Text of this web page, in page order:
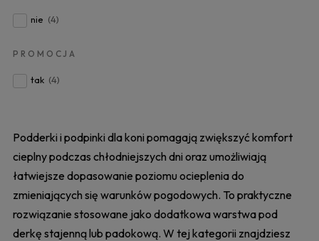
nie (4)
PROMOCJA
tak (4)
Podderki i podpinki dla koni pomagają zwiększyć komfort
cieplny podczas chłodniejszych dni oraz umożliwiają
łatwiejsze dopasowanie poziomu ocieplenia do
zmieniających się warunków pogodowych. To praktyczne
rozwiązanie stosowane jako dodatkowa warstwa pod
derkę stajenną lub padokową. W tej kategorii znajdziesz